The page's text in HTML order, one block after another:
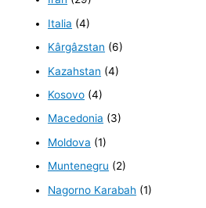
Italia (4)
Kârgâzstan (6)
Kazahstan (4)
Kosovo (4)
Macedonia (3)
Moldova (1)
Muntenegru (2)
Nagorno Karabah (1)